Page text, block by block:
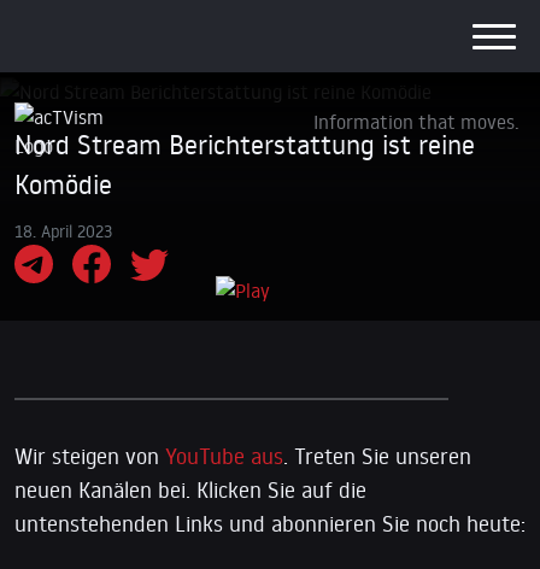
Information that moves.
Nord Stream Berichterstattung ist reine
Komödie
18. April 2023
Wir steigen von YouTube aus. Treten Sie unseren
neuen Kanälen bei. Klicken Sie auf die
untenstehenden Links und abonnieren Sie noch heute: